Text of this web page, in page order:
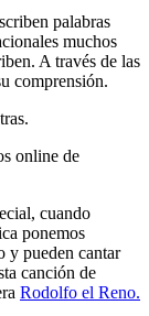
palabras
muchos
A través de las
comprensión.
online de
cuando
ponemos
y pueden cantar
canción de
Rodolfo el Reno.